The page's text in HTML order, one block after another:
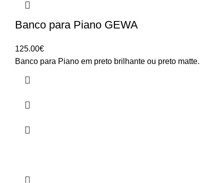
Banco para Piano GEWA
125.00€
Banco para Piano em preto brilhante ou preto matte.